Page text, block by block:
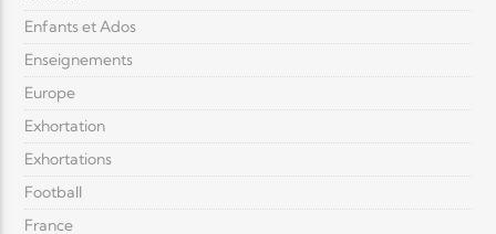
Enfants et Ados
Enseignements
Europe
Exhortation
Exhortations
Football
France